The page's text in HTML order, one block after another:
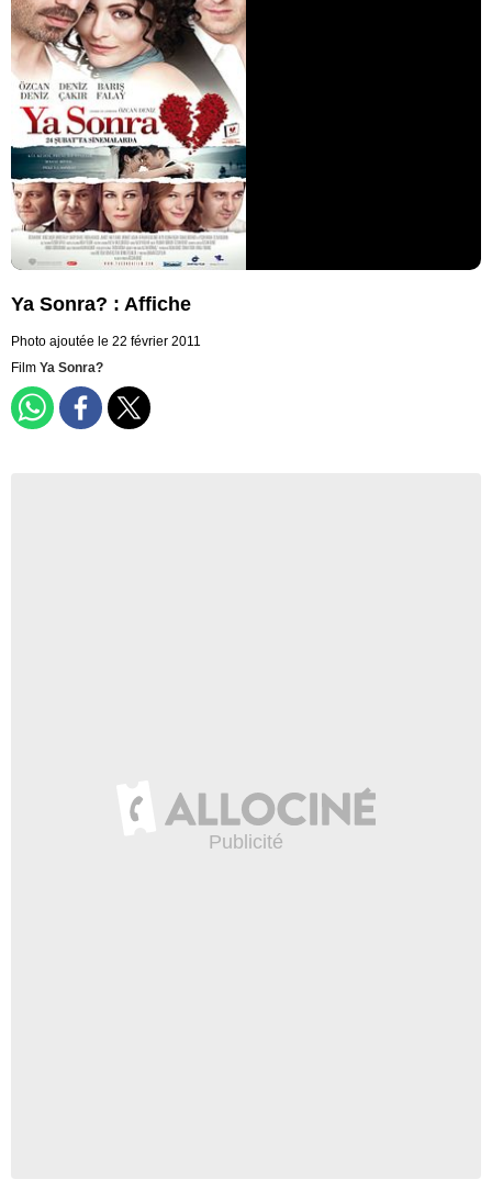
Ya Sonra? : Affiche
Photo ajoutée le 22 février 2011
Film Ya Sonra?